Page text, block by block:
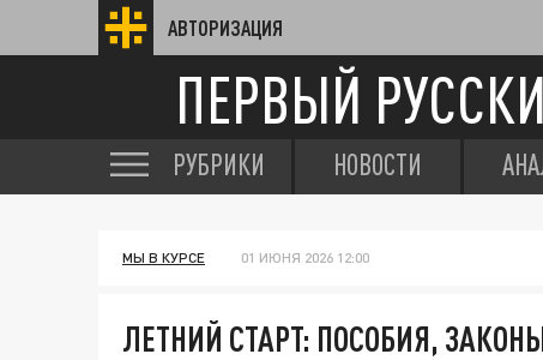
АВТОРИЗАЦИЯ
ПЕРВЫЙ
РУБРИКИ НОВОСТИ
МЫ В КУРСЕ 01 ИЮНЯ 2026 12:00
ЛЕТНИЙ СТАРТ: ПОСОБИЯ,